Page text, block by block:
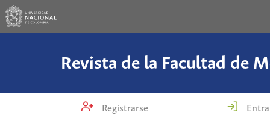
Revista de la Facultad de
Registrarse